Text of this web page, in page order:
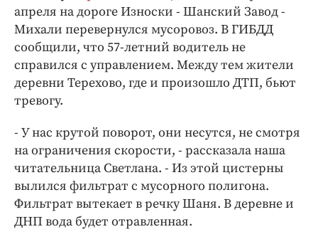
Бренд года
Работодатель года
апреля на дороге Износки - Шанский Завод -
Михали перевернулся мусоровоз. В ГИБДД
сообщили, что 57-летний водитель не
справился с управлением. Между тем жители
деревни Терехово, где и произошло ДТП, бьют
тревогу.
- У нас крутой поворот, они несутся, не смотря
на ограничения скорости, - рассказала наша
читательница Светлана. - Из этой цистерны
вылился фильтрат с мусорного полигона.
Фильтрат вытекает в речку Шаня. В деревне и
ДНП вода будет отравленная.